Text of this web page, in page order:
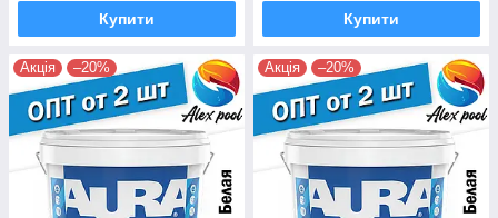
Купити Купити
Акція –20% Акція –20%